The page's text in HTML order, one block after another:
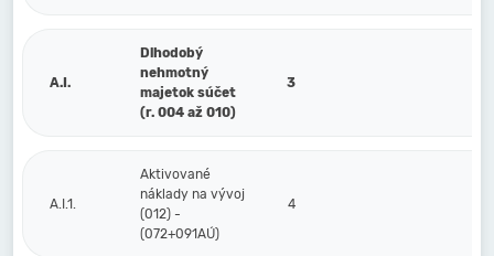
A.I.
Dlhodobý
nehmotný
majetok súčet
(r. 004 až 010)
3
A.I.1.
Aktivované
náklady na vývoj
(012) -
(072+091AÚ)
4